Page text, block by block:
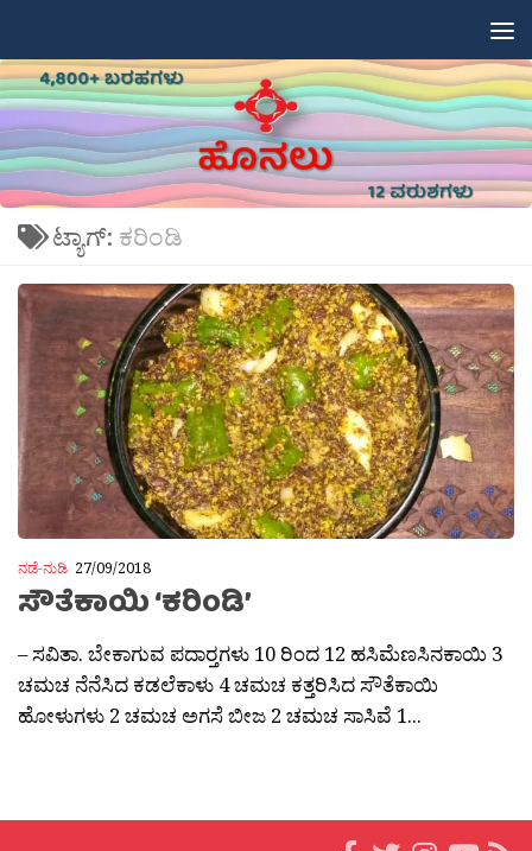
ಟ್ಯಾಗ್: ಕರಿಂಡಿ
ನಡೆ-ನುಡಿ 27/09/2018
ಸೌತೆಕಾಯಿ ‘ಕರಿಂಡಿ’
– ಸವಿತಾ. ಬೇಕಾಗುವ ಪದಾರ‍್ತಗಳು 10 ರಿಂದ 12 ಹಸಿಮೆಣಸಿನಕಾಯಿ 3
ಚಮಚ ನೆನೆಸಿದ ಕಡಲೆಕಾಳು 4 ಚಮಚ ಕತ್ತರಿಸಿದ ಸೌತೆಕಾಯಿ
ಹೋಳುಗಳು 2 ಚಮಚ ಅಗಸೆ ಬೀಜ 2 ಚಮಚ ಸಾಸಿವೆ 1...